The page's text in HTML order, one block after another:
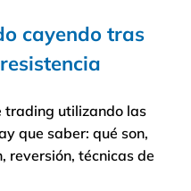
trading utilizando las
que saber: qué son,
reversión, técnicas de